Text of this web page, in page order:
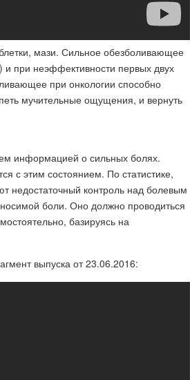
мази. Сильное обезболивающее
и при неэффективности первых двух
при онкологии способно
мучительные ощущения, и вернуть
информацией о сильных болях.
с этим состоянием. По статистике,
недостаточный контроль над болевым
боли. Оно должно проводиться
базируясь на
выпуска от 23.06.2016: